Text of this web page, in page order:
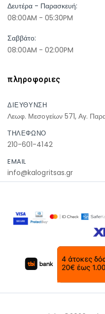
Δευτέρα - Παρασκευή:
08:00AM - 05:30PM
Σαββάτο:
08:00AM - 02:00PM
πληροφοριες
ΔΙΕΥΘΥΝΣΗ
Λεωφ. Μεσογείων 571, Αγ.
ΤΗΛΕΦΩΝΟ
210-601-4142
EMAIL
info@kalogritsas.gr